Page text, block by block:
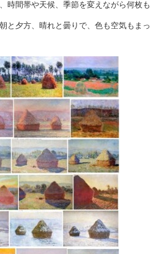
時間帯や天候、季節を変えながら何枚も
と夕方、晴れと曇りで、色も空気もまっ